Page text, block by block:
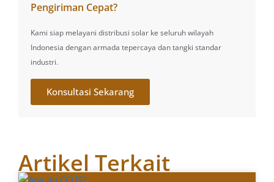
Pengiriman Cepat?
Kami siap melayani distribusi solar ke seluruh wilayah
Indonesia dengan armada tepercaya dan tangki standar
industri.
Konsultasi Sekarang
Artikel Terkait